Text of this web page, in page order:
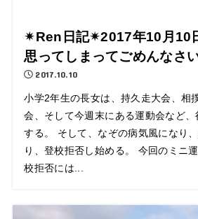
✴Ren日記✴2017年10月10
思ってしまってごめんなさ
2017.10.10
小学2年生の長女は、持久走大会、相
会、そして今週末にある運動会など、
する。 そして、なぞの病気風になり
り、登校拒否し始める。 今回のミニ
校拒否には...